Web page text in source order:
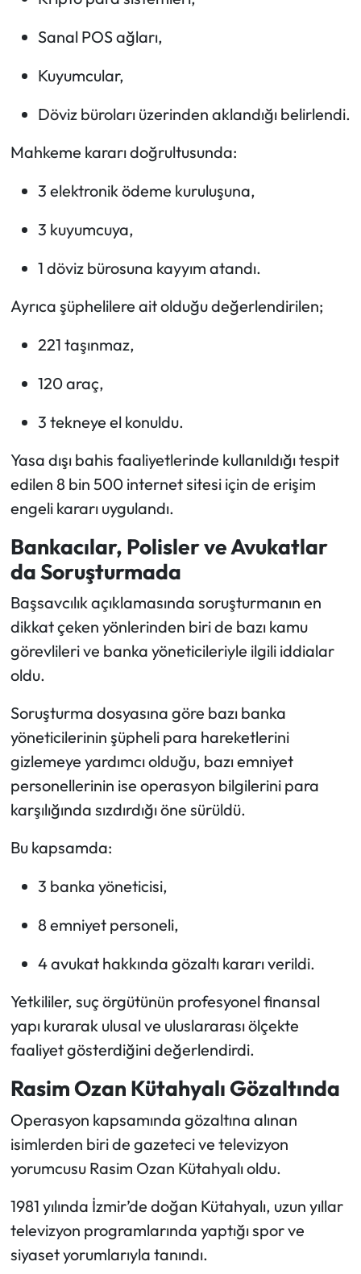
Sanal POS ağları,
Kuyumcular,
Döviz büroları üzerinden aklandığı belirlendi.
Mahkeme kararı doğrultusunda:
3 elektronik ödeme kuruluşuna,
3 kuyumcuya,
1 döviz bürosuna kayyım atandı.
Ayrıca şüphelilere ait olduğu değerlendirilen;
221 taşınmaz,
120 araç,
3 tekneye el konuldu.
Yasa dışı bahis faaliyetlerinde kullanıldığı tespit
edilen 8 bin 500 internet sitesi için de erişim
engeli kararı uygulandı.
Bankacılar, Polisler ve Avukatlar
da Soruşturmada
Başsavcılık açıklamasında soruşturmanın en
dikkat çeken yönlerinden biri de bazı kamu
görevlileri ve banka yöneticileriyle ilgili iddialar
oldu.
Soruşturma dosyasına göre bazı banka
yöneticilerinin şüpheli para hareketlerini
gizlemeye yardımcı olduğu, bazı emniyet
personellerinin ise operasyon bilgilerini para
karşılığında sızdırdığı öne sürüldü.
Bu kapsamda:
3 banka yöneticisi,
8 emniyet personeli,
4 avukat hakkında gözaltı kararı verildi.
Yetkililer, suç örgütünün profesyonel finansal
yapı kurarak ulusal ve uluslararası ölçekte
faaliyet gösterdiğini değerlendirdi.
Rasim Ozan Kütahyalı Gözaltında
Operasyon kapsamında gözaltına alınan
isimlerden biri de gazeteci ve televizyon
yorumcusu Rasim Ozan Kütahyalı oldu.
1981 yılında İzmir’de doğan Kütahyalı, uzun yıllar
televizyon programlarında yaptığı spor ve
siyaset yorumlarıyla tanındı.